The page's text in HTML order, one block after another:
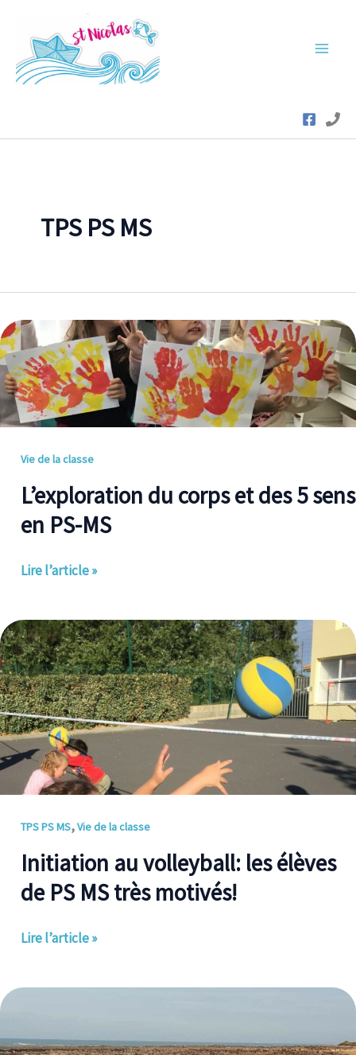
contenu
TPS PS MS
Vie de la classe
L’exploration du corps et des 5 sens
en PS-MS
L’exploration
du
corps
et
des
sens
en
PS-
MS
Lire l’article »
TPS PS MS,Vie de la classe
Initiation au volleyball: les élèves
de PS MS très motivés!
Initiation
au
volleyball:
les
élèves
de
PS
MS
motivés!
Lire l’article »